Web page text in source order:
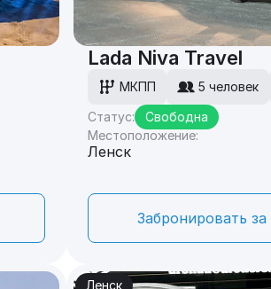
Lada Niva Travel
МКПП 5 человек
Статус:
Свободна
Местоположение:
Ленск
Забронировать
Ленск